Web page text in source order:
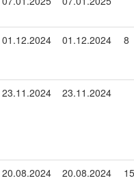
01.12.2024 01.12.2024 8
23.11.2024 23.11.2024
20.08.2024 20.08.2024 15